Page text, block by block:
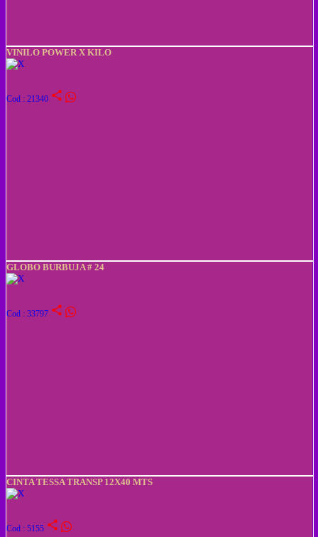
VINILO POWER X KILO
Cod : 21340 share
GLOBO BURBUJA # 24
Cod : 33797 share
CINTA TESSA TRANSP 12X40 MTS
Cod : 5155 share